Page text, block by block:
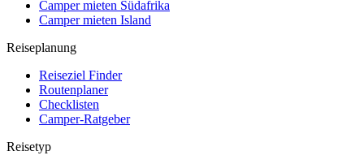
Camper mieten Südafrika
Camper mieten Island
Reiseplanung
Reiseziel Finder
Routenplaner
Checklisten
Camper-Ratgeber
Reisetyp